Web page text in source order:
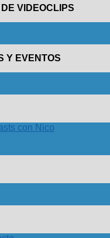
VIDEOCLIPS
Y EVENTOS